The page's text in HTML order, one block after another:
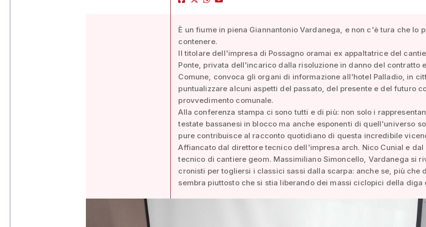
È un fiume in piena Giannantonio Vardanega, e non c'è tura che lo
contenere.
Il titolare dell'impresa di Possagno oramai ex appaltatrice del
Ponte, privata dell'incarico dalla risoluzione in danno del contratto
Comune, convoca gli organi di informazione all'hotel Palladio, in
puntualizzare alcuni aspetti del passato, del presente e del futuro
provvedimento comunale.
Alla conferenza stampa ci sono tutti e di più: non solo i
testate bassanesi in blocco ma anche esponenti di quell'universo
pure contribuisce al racconto quotidiano di questa incredibile
Affiancato dal direttore tecnico dell'impresa arch. Nico Cunial e
tecnico di cantiere geom. Massimiliano Simoncello, Vardanega si
cronisti per togliersi i classici sassi dalla scarpa: anche se, più che
sembra piuttosto che si stia liberando dei massi ciclopici della diga